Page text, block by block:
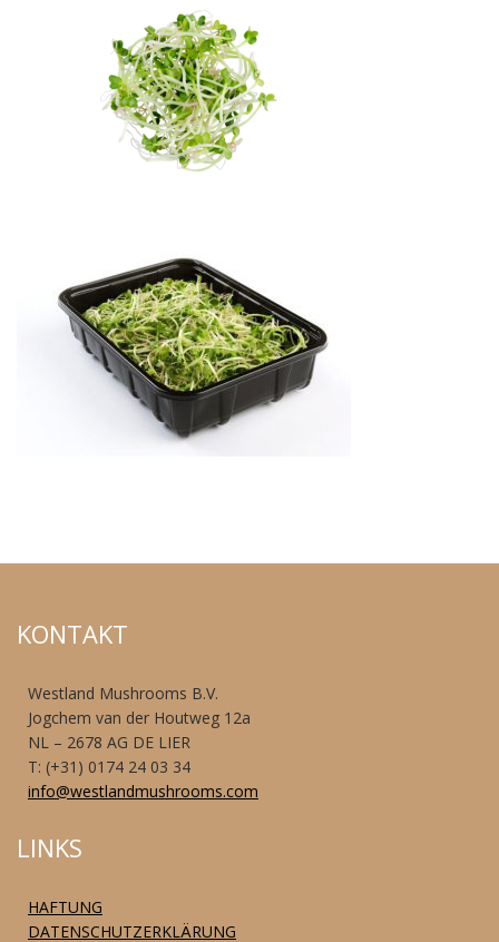
KONTAKT
Westland Mushrooms B.V.
Jogchem van der Houtweg 12a
NL – 2678 AG DE LIER
T: (+31) 0174 24 03 34
info@westlandmushrooms.com
LINKS
HAFTUNG
DATENSCHUTZERKLÄRUNG